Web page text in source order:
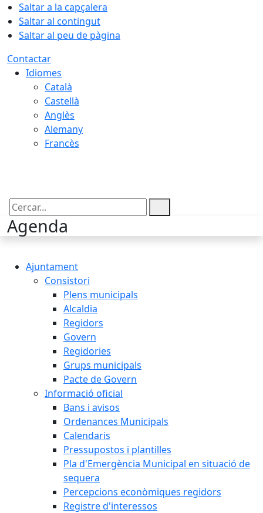
Saltar a la capçalera
Saltar al contingut
Saltar al peu de pàgina
Contactar
Idiomes
Català
Castellà
Anglès
Alemany
Francès
Cercar:
Agenda
Ajuntament
Consistori
Plens municipals
Alcaldia
Regidors
Govern
Regidories
Grups municipals
Pacte de Govern
Informació oficial
Bans i avisos
Ordenances Municipals
Calendaris
Pressupostos i plantilles
Pla d'Emergència Municipal en situació de
sequera
Percepcions econòmiques regidors
Registre d'interessos